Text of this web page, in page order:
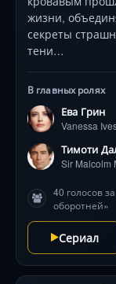
жизни,
секреты
тени…
В главных ролях
Ева Грин
Vanessa
Тимоти
Sir Malcolm
40 голосов
оборотней»
Сериал